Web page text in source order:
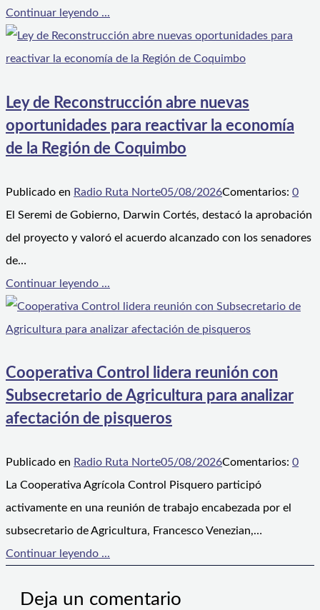
Continuar leyendo ...
Ley de Reconstrucción abre nuevas
oportunidades para reactivar la economía
de la Región de Coquimbo
Publicado en Radio Ruta Norte05/08/2026Comentarios: 0
El Seremi de Gobierno, Darwin Cortés, destacó la aprobación
del proyecto y valoró el acuerdo alcanzado con los senadores
de…
Continuar leyendo ...
Cooperativa Control lidera reunión con
Subsecretario de Agricultura para analizar
afectación de pisqueros
Publicado en Radio Ruta Norte05/08/2026Comentarios: 0
La Cooperativa Agrícola Control Pisquero participó
activamente en una reunión de trabajo encabezada por el
subsecretario de Agricultura, Francesco Venezian,…
Continuar leyendo ...
Deja un comentario